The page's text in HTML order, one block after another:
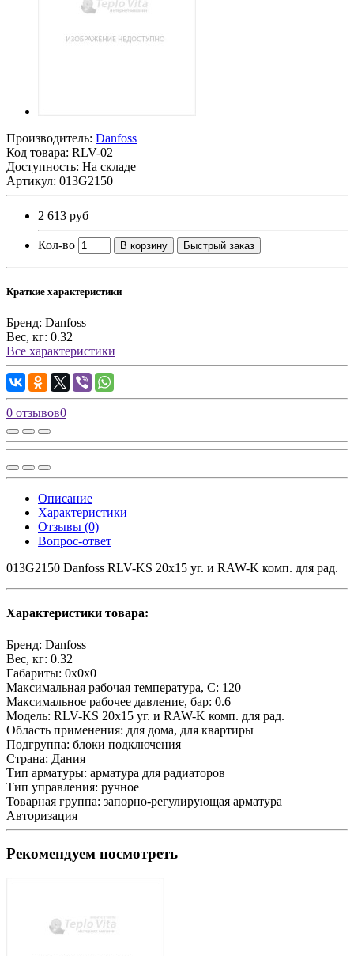
Производитель: Danfoss
Код товара: RLV-02
Доступность: На складе
Артикул: 013G2150
2 613 руб
Кол-во В корзину Быстрый заказ
Краткие характеристики
Бренд: Danfoss
Вес, кг: 0.32
Все характеристики
0 отзывов0
Описание
Характеристики
Отзывы (0)
Вопрос-ответ
013G2150 Danfoss RLV-KS 20х15 уг. и RAW-K комп. для рад.
Характеристики товара:
Бренд: Danfoss
Вес, кг: 0.32
Габариты: 0x0x0
Максимальная рабочая температура, С: 120
Максимальное рабочее давление, бар: 0.6
Модель: RLV-KS 20х15 уг. и RAW-K комп. для рад.
Область применения: для дома, для квартиры
Подгруппа: блоки подключения
Страна: Дания
Тип арматуры: арматура для радиаторов
Тип управления: ручное
Товарная группа: запорно-регулирующая арматура
Авторизация
Рекомендуем посмотреть